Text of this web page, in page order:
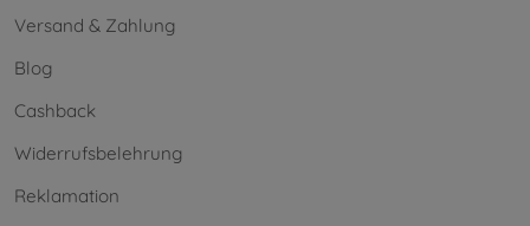
Versand & Zahlung
Blog
Cashback
Widerrufsbelehrung
Reklamation